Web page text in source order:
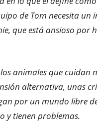
de Tom necesita
que está ansioso por
animales que cuidan
alternativa, unas
por un mundo libre
y tienen problemas.